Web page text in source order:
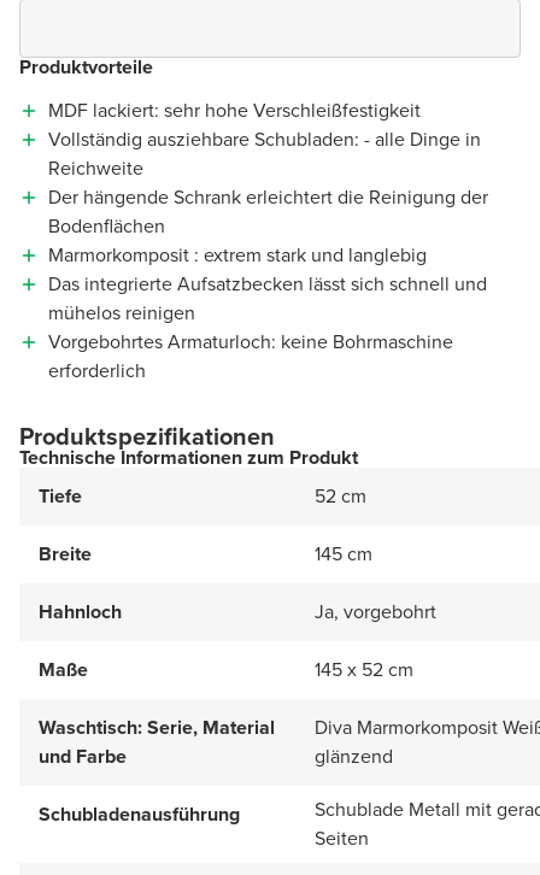
Produktvorteile
MDF lackiert: sehr hohe Verschleißfestigkeit
Vollständig ausziehbare Schubladen: - alle Dinge in
Reichweite
Der hängende Schrank erleichtert die Reinigung der
Bodenflächen
Marmorkomposit : extrem stark und langlebig
Das integrierte Aufsatzbecken lässt sich schnell und
mühelos reinigen
Vorgebohrtes Armaturloch: keine Bohrmaschine
erforderlich
Produktspezifikationen
Technische Informationen zum Produkt
Tiefe
52 cm
Breite 145 cm
Hahnloch Ja, vorgebohrt
Maße 145 x 52 cm
Waschtisch: Serie, Material
und Farbe
Diva Marmorkomposit
glänzend
Schubladenausführung
Schublade Metall mit
Seiten